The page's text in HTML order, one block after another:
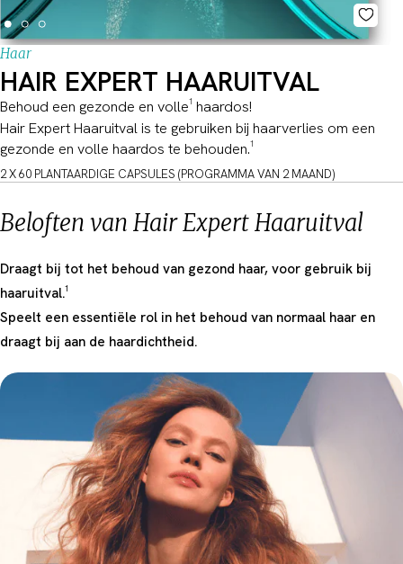
Haar
HAIR EXPERT HAARUITVAL
Behoud een gezonde en volle¹ haardos!
Hair Expert Haaruitval is te gebruiken bij haarverlies om een
gezonde en volle haardos te behouden.¹
2 X 60 PLANTAARDIGE CAPSULES (PROGRAMMA VAN 2 MAAND)
Beloften van Hair Expert Haaruitval
Draagt bij tot het behoud van gezond haar, voor gebruik bij
haaruitval.¹
Speelt een essentiële rol in het behoud van normaal haar en
draagt bij aan de haardichtheid.